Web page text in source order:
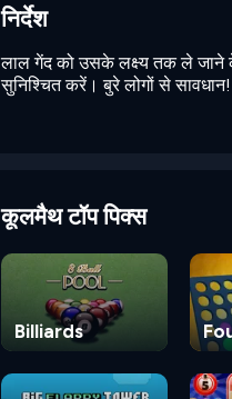
निर्देश
लाल गेंद को उसके लक्ष्य तक ले जाने
सुनिश्चित करें। बुरे लोगों से
कूलमैथ टॉप पिक्स
Billiards